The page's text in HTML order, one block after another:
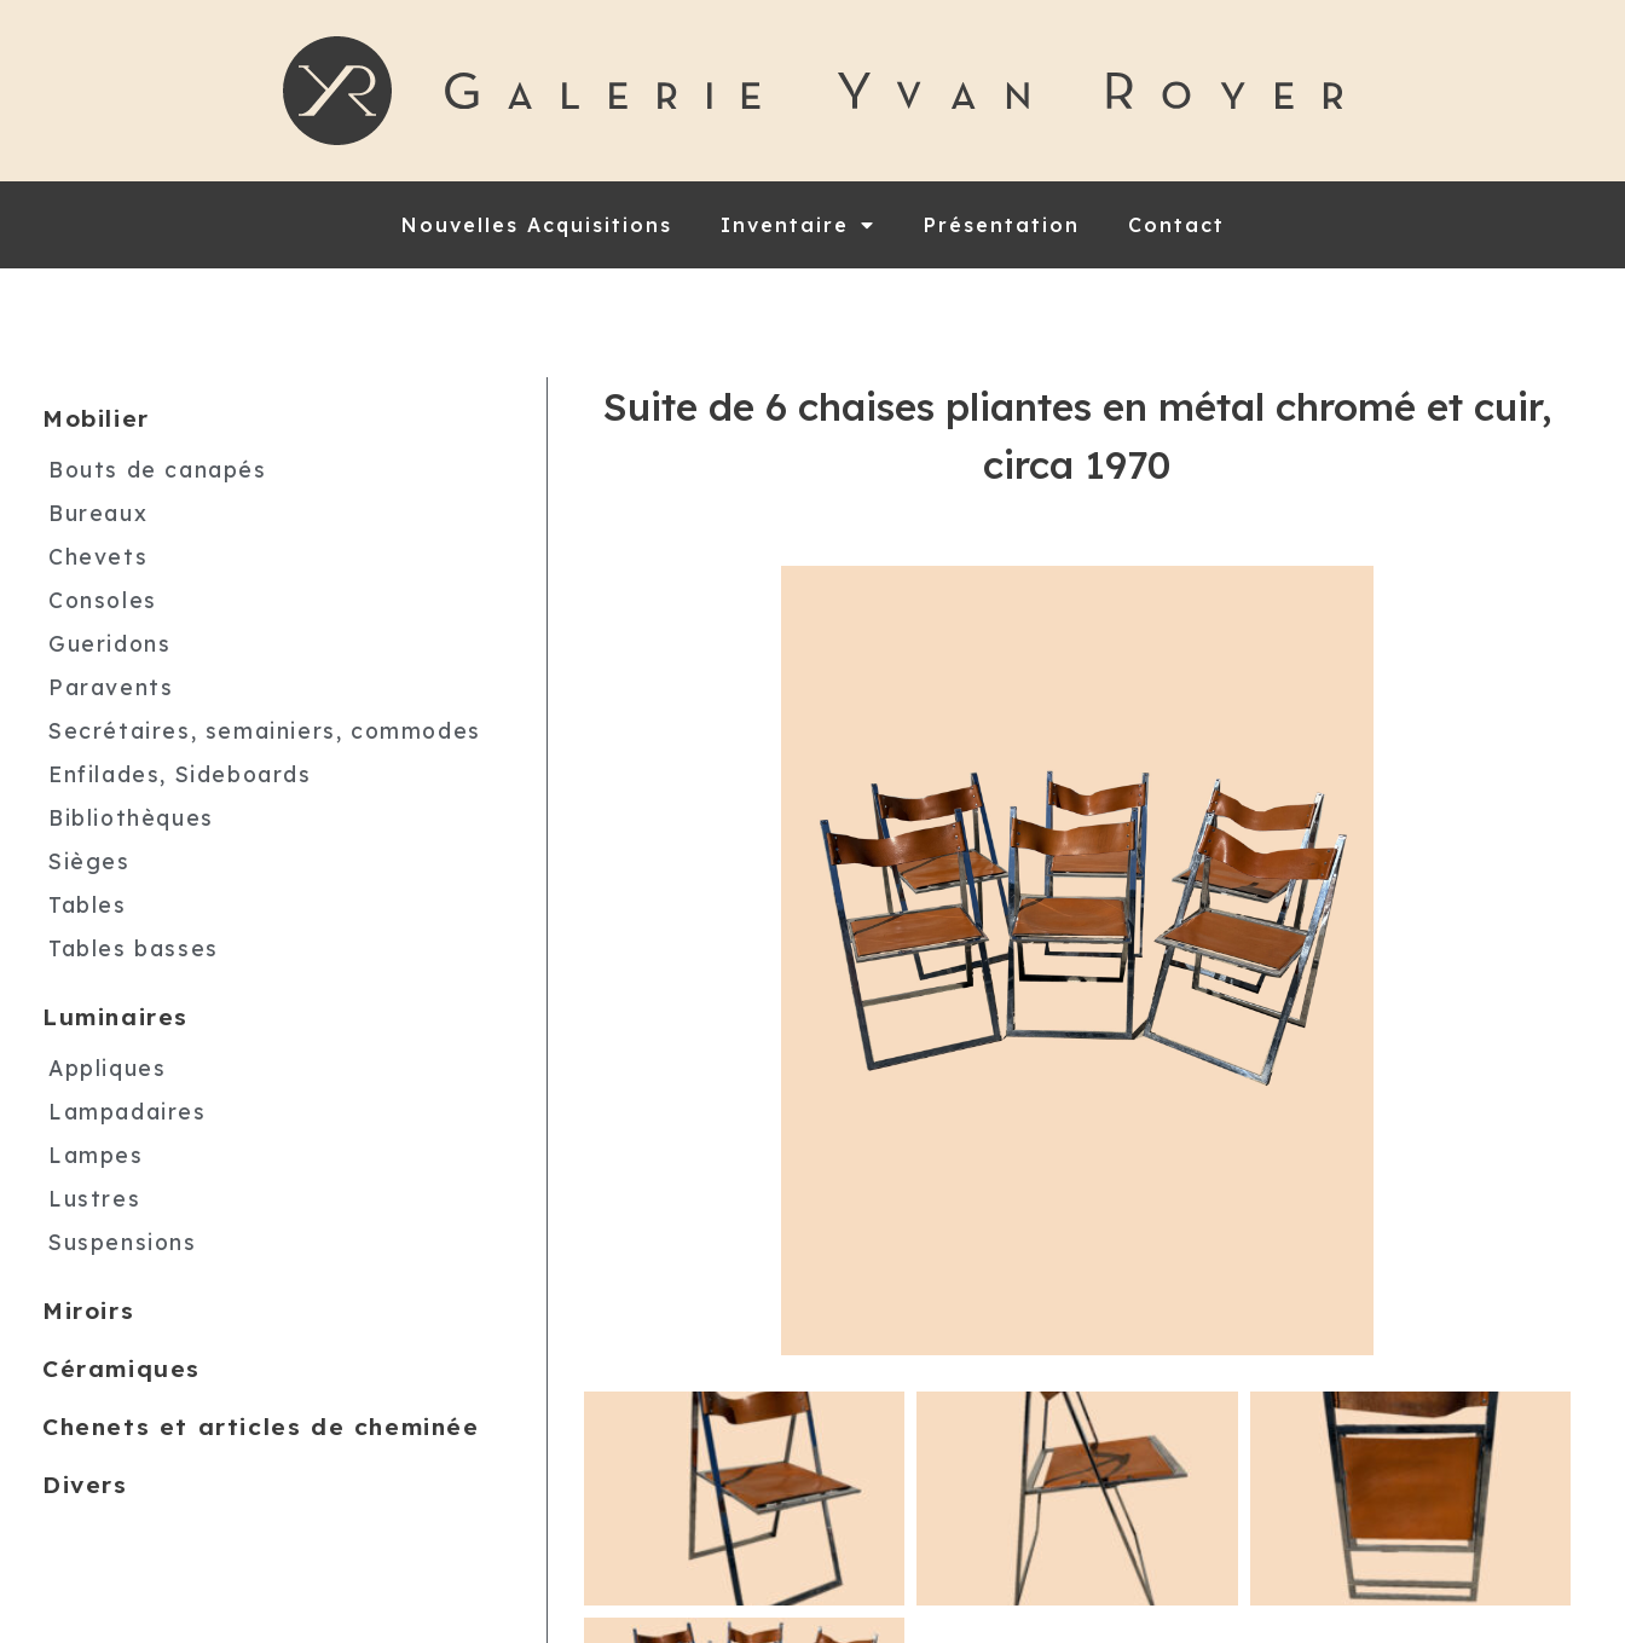
Nouvelles Acquisitions Inventaire Présentation Contact
Mobilier
Bouts de canapés
Bureaux
Chevets
Consoles
Gueridons
Paravents
Secrétaires, semainiers, commodes
Enfilades, Sideboards
Bibliothèques
Sièges
Tables
Tables basses
Luminaires
Appliques
Lampadaires
Lampes
Lustres
Suspensions
Miroirs
Céramiques
Chenets et articles de cheminée
Divers
Suite de 6 chaises pliantes en métal chromé et cuir,
circa 1970